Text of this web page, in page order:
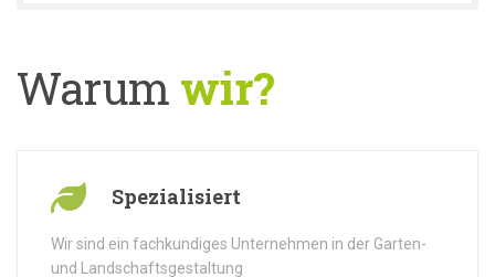
Warum wir?
Spezialisiert
Wir sind ein fachkundiges Unternehmen in der Garten-
und Landschaftsgestaltung